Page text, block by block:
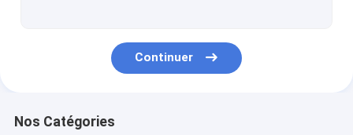
Continuer
Nos Catégories